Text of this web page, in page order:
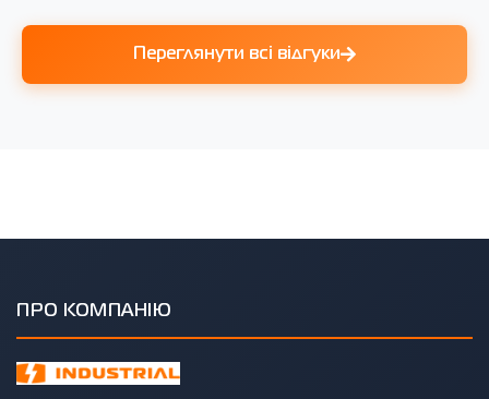
Переглянути всі відгуки
ПРО КОМПАНІЮ